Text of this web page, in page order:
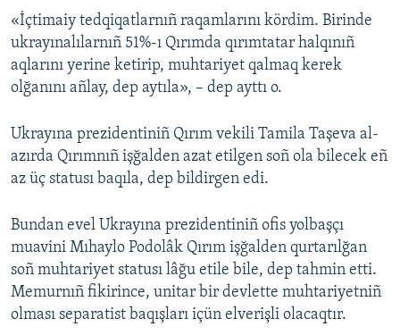
«İçtimaiy tedqiqatlarnıñ raqamlarını kördim. Birinde
ukrayınalılarnıñ 51%-ı Qırımda qırımtatar halqınıñ
aqlarını yerine ketirip, muhtariyet qalmaq kerek
olğanını añlay, dep aytıla», – dep ayttı o.
Ukrayına prezidentiniñ Qırım vekili Tamila Taşeva al-
azırda Qırımnıñ işğalden azat etilgen soñ ola bilecek eñ
az üç statusı baqıla, dep bildirgen edi.
Bundan evel Ukrayına prezidentiniñ ofis yolbaşçı
muavini Mıhaylo Podolâk Qırım işğalden qurtarılğan
soñ muhtariyet statusı lâğu etile bile, dep tahmin etti.
Memurnıñ fikirince, unitar bir devlette muhtariyetniñ
olması separatist baqışları içün elverişli olacaqtır.